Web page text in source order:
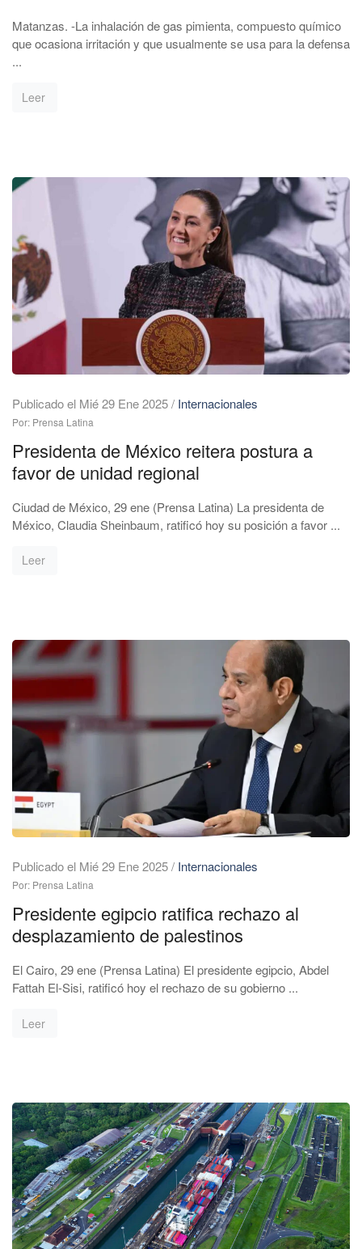
Matanzas. -La inhalación de gas pimienta, compuesto químico
que ocasiona irritación y que usualmente se usa para la defensa
...
Leer
Publicado el Mié 29 Ene 2025/ Internacionales
Por: Prensa Latina
Presidenta de México reitera postura a
favor de unidad regional
Ciudad de México, 29 ene (Prensa Latina) La presidenta de
México, Claudia Sheinbaum, ratificó hoy su posición a favor ...
Leer
Publicado el Mié 29 Ene 2025/ Internacionales
Por: Prensa Latina
Presidente egipcio ratifica rechazo al
desplazamiento de palestinos
El Cairo, 29 ene (Prensa Latina) El presidente egipcio, Abdel
Fattah El-Sisi, ratificó hoy el rechazo de su gobierno ...
Leer